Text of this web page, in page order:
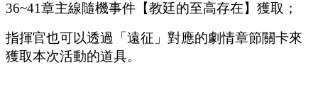
36~41章主線隨機事件【教廷的至高存在】獲取；
指揮官也可以透過「遠征」對應的劇情章節關卡來
獲取本次活動的道具。